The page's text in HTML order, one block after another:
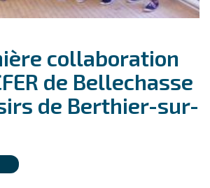
collaboration
de Bellechasse
de Berthier-sur-